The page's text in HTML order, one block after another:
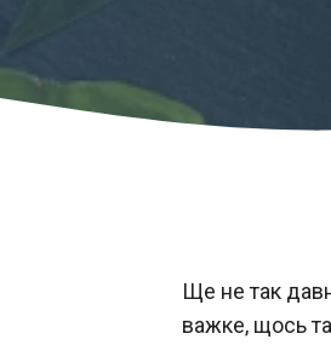
Ще не так
важке, щось